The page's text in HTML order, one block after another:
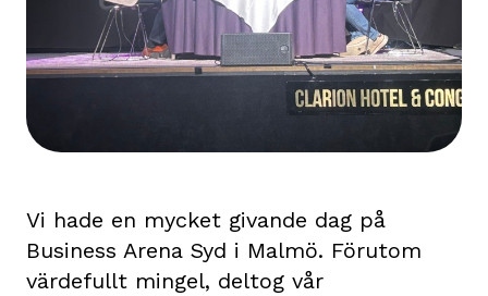
Vi hade en mycket givande dag på
Business Arena Syd i Malmö. Förutom
värdefullt mingel, deltog vår